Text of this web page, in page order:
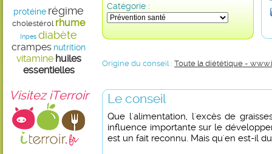
protéine régime
cholestérol rhume
Inpes diabète
crampes nutrition
vitamine huiles
essentielles
Visitez iTerroir
Catégorie :
Origine du conseil : Toute la diététique -
Le conseil
Que l'alimentation, l'excès de
influence importante sur le
est un fait reconnu. Mais qu'en est-il